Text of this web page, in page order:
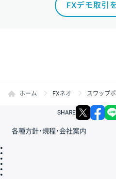
FXデモ取引
ホーム FXネオ スワップ
SHARE X
各種方針・規程・会社案内